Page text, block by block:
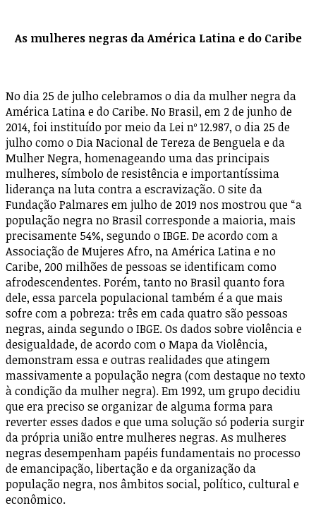
As mulheres negras da América Latina e do Caribe
No dia 25 de julho celebramos o dia da mulher negra da
América Latina e do Caribe. No Brasil, em 2 de junho de
2014, foi instituído por meio da Lei nº 12.987, o dia 25 de
julho como o Dia Nacional de Tereza de Benguela e da
Mulher Negra, homenageando uma das principais
mulheres, símbolo de resistência e importantíssima
liderança na luta contra a escravização. O site da
Fundação Palmares em julho de 2019 nos mostrou que “a
população negra no Brasil corresponde a maioria, mais
precisamente 54%, segundo o IBGE. De acordo com a
Associação de Mujeres Afro, na América Latina e no
Caribe, 200 milhões de pessoas se identificam como
afrodescendentes. Porém, tanto no Brasil quanto fora
dele, essa parcela populacional também é a que mais
sofre com a pobreza: três em cada quatro são pessoas
negras, ainda segundo o IBGE. Os dados sobre violência e
desigualdade, de acordo com o Mapa da Violência,
demonstram essa e outras realidades que atingem
massivamente a população negra (com destaque no texto
à condição da mulher negra). Em 1992, um grupo decidiu
que era preciso se organizar de alguma forma para
reverter esses dados e que uma solução só poderia surgir
da própria união entre mulheres negras. As mulheres
negras desempenham papéis fundamentais no processo
de emancipação, libertação e da organização da
população negra, nos âmbitos social, político, cultural e
econômico.